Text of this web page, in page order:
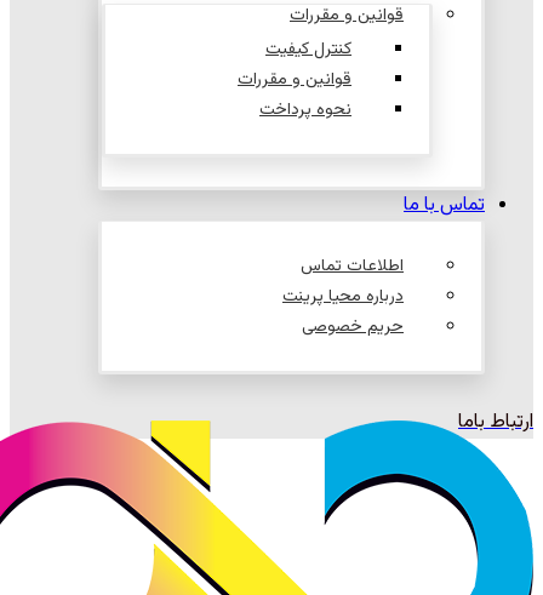
قوانین و مقررات
کنترل کیفیت
قوانین و مقررات
نحوه پرداخت
تماس با ما
اطلاعات تماس
درباره محیا پرینت
حریم خصوصی
ارتباط باما